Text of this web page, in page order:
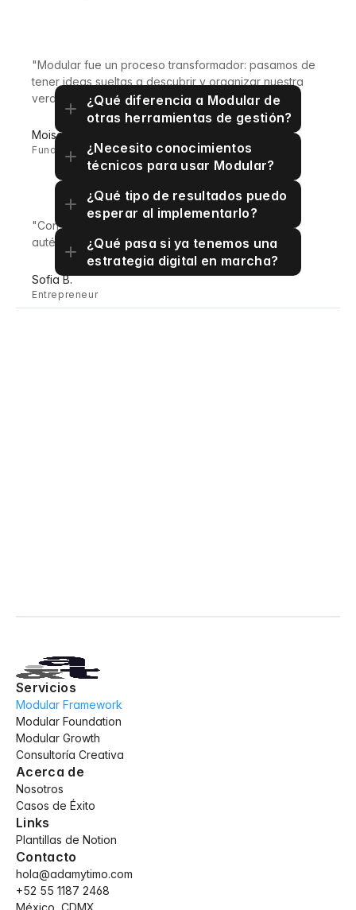
"Modular fue un proceso transformador: pasamos de
tener ideas sueltas a descubrir y organizar nuestra
verdadera esencia como empresa"
Moises H
Fundador CEO
"Con Modular pude traducir de manera efectiva y
auténtica mi estrategia de marca”
Sofia B.
Entrepreneur
FAQ´s
Respuestas rápidas a preguntas frecuentes
sobre Modular.
¿Qué diferencia a Modular de
otras herramientas de gestión?
¿Necesito conocimientos
técnicos para usar Modular?
¿Qué tipo de resultados puedo
esperar al implementarlo?
¿Qué pasa si ya tenemos una
estrategia digital en marcha?
Servicios
Modular Framework
Modular Foundation
Modular Growth
Consultoría Creativa
Acerca de
Nosotros
Casos de Éxito
Links
Plantillas de Notion
Contacto
hola@adamytimo.com
+52 55 1187 2468
México, CDMX